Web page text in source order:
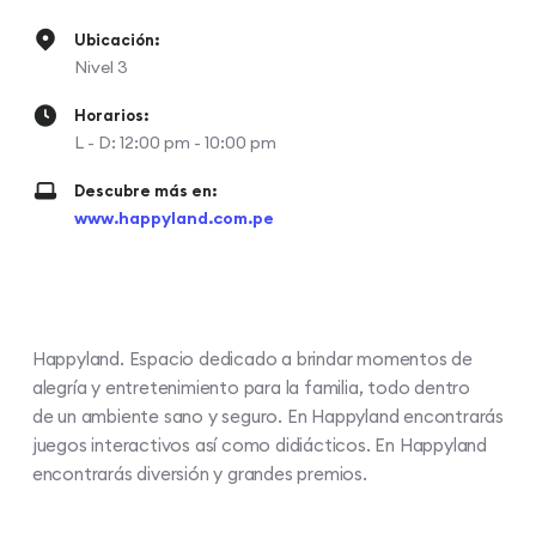
Ubicación:
Nivel 3
Horarios:
L - D: 12:00 pm - 10:00 pm
Descubre más en:
www.happyland.com.pe
Happyland. Espacio dedicado a brindar momentos de
alegría y entretenimiento para la familia, todo dentro
de un ambiente sano y seguro. En Happyland encontrarás
juegos interactivos así como didiácticos. En Happyland
encontrarás diversión y grandes premios.